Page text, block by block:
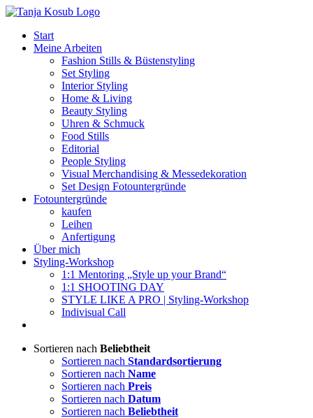
Zum
springenStart
Meine Arbeiten
Fashion Stills & Büstenstyling
Set Styling
Interior Styling
Home & Living
Beauty Styling
Uhren & Schmuck
Food Stills
Editorial
People Styling
Visual Merchandising & Messedekoration
Set Design Fotountergründe
Fotountergründe
kaufen
Leihen
Anfertigung
Über mich
Styling-Workshop
1:1 Mentoring „Style up your Brand“
1:1 SHOOTING DAY
STYLE LIKE A PRO | Styling-Workshop
Indivisual Call
Sortieren nach Beliebtheit
Sortieren nach Standardsortierung
Sortieren nach Name
Sortieren nach Preis
Sortieren nach Datum
Sortieren nach Beliebtheit